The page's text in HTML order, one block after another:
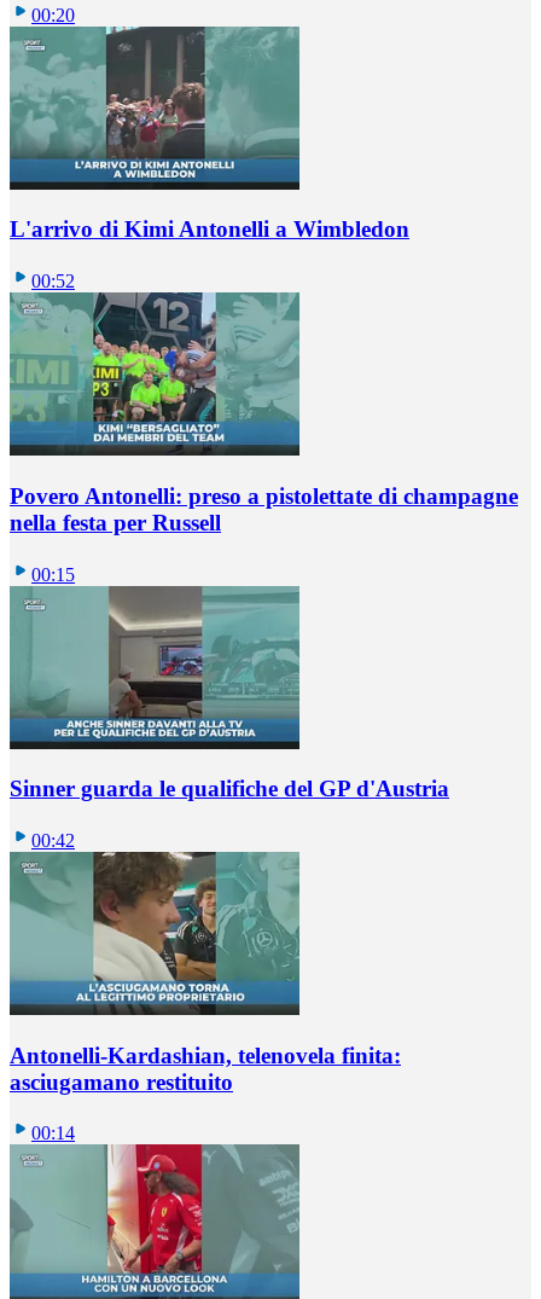
00:20
L'arrivo di Kimi Antonelli a Wimbledon
00:52
Povero Antonelli: preso a pistolettate di champagne
nella festa per Russell
00:15
Sinner guarda le qualifiche del GP d'Austria
00:42
Antonelli-Kardashian, telenovela finita:
asciugamano restituito
00:14